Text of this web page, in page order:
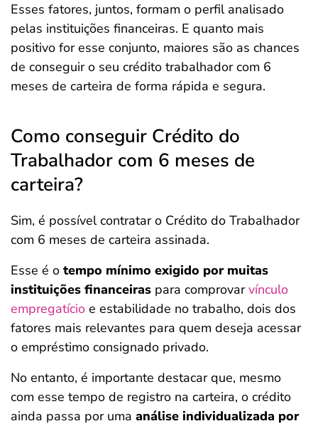
Esses fatores, juntos, formam o perfil analisado
pelas instituições financeiras. E quanto mais
positivo for esse conjunto, maiores são as chances
de conseguir o seu crédito trabalhador com 6
meses de carteira de forma rápida e segura.
Como conseguir Crédito do
Trabalhador com 6 meses de
carteira?
Sim, é possível contratar o Crédito do Trabalhador
com 6 meses de carteira assinada.
Esse é o tempo mínimo exigido por muitas
instituições financeiras para comprovarvínculo
empregatício e estabilidade no trabalho, dois dos
fatores mais relevantes para quem deseja acessar
o empréstimo consignado privado.
No entanto, é importante destacar que, mesmo
com esse tempo de registro na carteira, o crédito
ainda passa por uma análise individualizada por